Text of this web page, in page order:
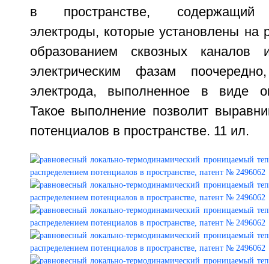
в пространстве, содержащий
электроды, которые установлены на
образованием сквозных
электрическим фазам
электрода, выполненное в виде
Такое выполнение позволит
потенциалов в пространстве. 11 ил.